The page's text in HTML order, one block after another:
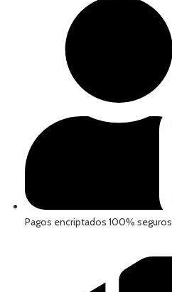
Pagos encriptados 100% seguros